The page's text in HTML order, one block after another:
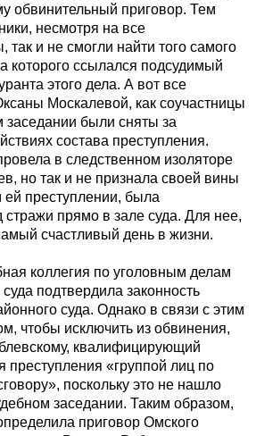
обвинительный приговор. Тем
несмотря на все
и не смогли найти того самого
которого ссылался подсудимый
этого дела. А вот все
Москалевой, как соучастницы
заседании были сняты за
состава преступления.
в следственном изоляторе
но так и не признала своей вины
преступлении, была
прямо в зале суда. Для нее,
счастливый день в жизни.
коллегия по уголовным делам
подтвердила законность
суда. Однако в связи с этим
чтобы исключить из обвинения,
квалифицирующий
преступления «группой лиц по
поскольку это не нашло
заседании. Таким образом,
приговор Омского